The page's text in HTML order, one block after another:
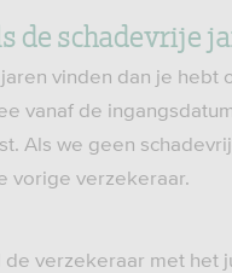
de schadevrije
vinden dan je hebt
vanaf de
Als we geen
vorige verzekeraar.
de verzekeraar met het